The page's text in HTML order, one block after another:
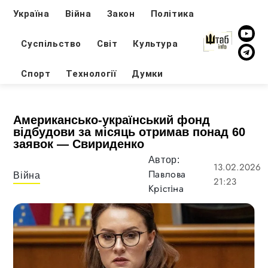
Україна Війна Закон Політика
Суспільство Світ Культура
Спорт Технології Думки
Американсько-український фонд
відбудови за місяць отримав понад 60
заявок — Свириденко
Війна
Автор:
Павлова
Крістіна
13.02.2026
21:23